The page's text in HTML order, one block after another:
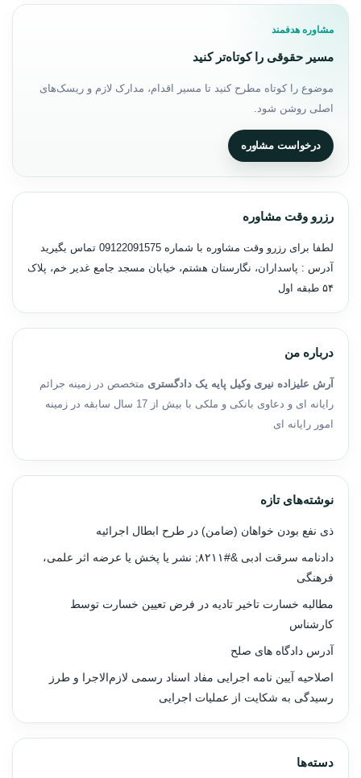
مشاوره هدفمند
مسیر حقوقی را کوتاه‌تر کنید
موضوع را کوتاه مطرح کنید تا مسیر اقدام، مدارک لازم و ریسک‌های
اصلی روشن شود.
درخواست مشاوره
رزرو وقت مشاوره
لطفا برای رزرو وقت مشاوره با شماره 09122091575 تماس بگیرید
آدرس : پاسداران، نگارستان هشتم، خیابان مسجد جامع غدیر خم، پلاک
۵۴ طبقه اول
درباره من
آرش علیزاده نیری وکیل پایه یک دادگستری متخصص در زمینه جرائم
رایانه ای و دعاوی بانکی و ملکی با بیش از 17 سال سابقه در زمینه
امور رایانه ای
نوشته‌های تازه
ذی نفع بودن خواهان (ضامن) در طرح ابطال اجرائیه
دادنامه سرقت ادبی &#۸۲۱۱; نشر یا پخش یا عرضه اثر علمی،
فرهنگی
مطالبه خسارت تاخیر تادیه در فرض تعیین خسارت توسط
کارشناس
آدرس دادگاه های صلح
اصلاحیه آیین نامه اجرایی مفاد اسناد رسمی لازم‌الاجرا و طرز
رسیدگی به شکایت از عملیات اجرایی
دسته‌ها